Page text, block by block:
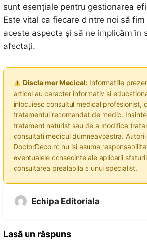
sunt esențiale pentru gestionarea
Este vital ca fiecare dintre noi să
aceste aspecte și să ne implicăm în
afectați.
Disclaimer Medical:Informatiile
articol au caracter informativ si
inlocuiesc consultul medical profesionist,
tratamentul recomandat de medic.
tratament naturist sau de a modifica
consultati medicul dumneavoastra.
DoctorDeco.ro nu isi asuma
eventualele consecinte ale aplicarii
consultarea prealabila a unui specialist.
Echipa Editoriala
Lasă un răspuns